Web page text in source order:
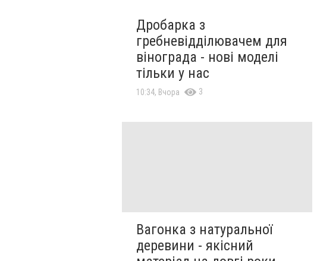
Дробарка з
гребневідділювачем для
вінограда - нові моделі
тільки у нас
10:34, Вчора 3
Вагонка з натуральної
деревини - якісний